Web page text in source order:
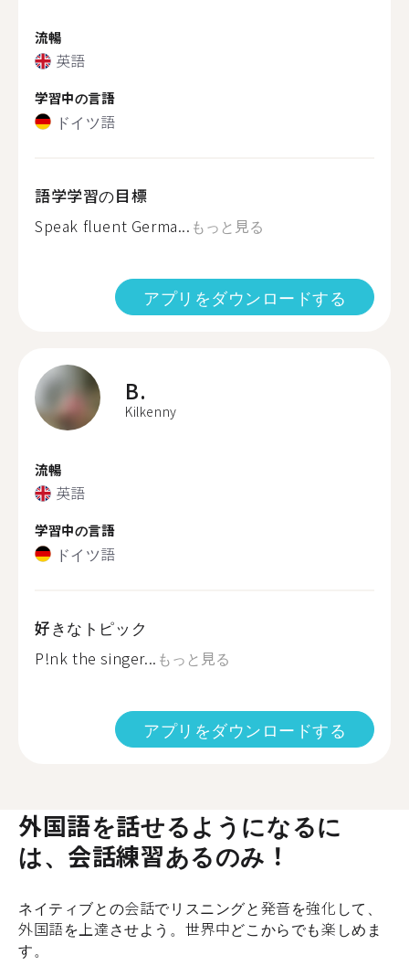
流暢
英語
学習中の言語
ドイツ語
語学学習の目標
Speak fluent Germa... もっと見る
アプリをダウンロードする
B.
Kilkenny
流暢
英語
学習中の言語
ドイツ語
好きなトピック
P!nk the singer... もっと見る
アプリをダウンロードする
外国語を話せるようになるに
は、会話練習あるのみ！
ネイティブとの会話でリスニングと発音を強化して、
外国語を上達させよう。世界中どこからでも楽しめま
す。